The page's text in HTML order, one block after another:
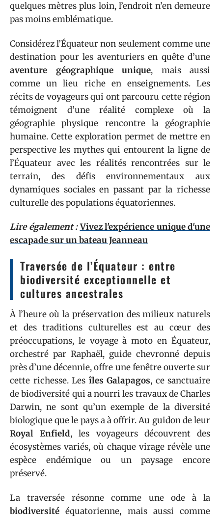
quelques mètres plus loin, l’endroit n’en demeure
pas moins emblématique.
Considérez l’Équateur non seulement comme une
destination pour les aventuriers en quête d’une
aventure géographique unique, mais aussi
comme un lieu riche en enseignements. Les
récits de voyageurs qui ont parcouru cette région
témoignent d’une réalité complexe où la
géographie physique rencontre la géographie
humaine. Cette exploration permet de mettre en
perspective les mythes qui entourent la ligne de
l’Équateur avec les réalités rencontrées sur le
terrain, des défis environnementaux aux
dynamiques sociales en passant par la richesse
culturelle des populations équatoriennes.
Lire également : Vivez l'expérience unique d'une
escapade sur un bateau Jeanneau
Traversée de l’Équateur : entre
biodiversité exceptionnelle et
cultures ancestrales
À l’heure où la préservation des milieux naturels
et des traditions culturelles est au cœur des
préoccupations, le voyage à moto en Équateur,
orchestré par Raphaël, guide chevronné depuis
près d’une décennie, offre une fenêtre ouverte sur
cette richesse. Les îles Galapagos, ce sanctuaire
de biodiversité qui a nourri les travaux de Charles
Darwin, ne sont qu’un exemple de la diversité
biologique que le pays a à offrir. Au guidon de leur
Royal Enfield, les voyageurs découvrent des
écosystèmes variés, où chaque virage révèle une
espèce endémique ou un paysage encore
préservé.
La traversée résonne comme une ode à la
biodiversité équatorienne, mais aussi comme